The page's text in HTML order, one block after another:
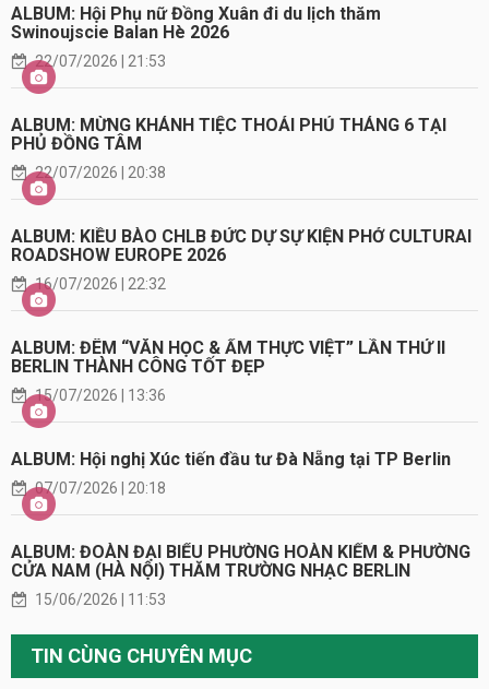
ALBUM: Hội Phụ nữ Đồng Xuân đi du lịch thăm
Swinoujscie Balan Hè 2026
22/07/2026 | 21:53
ALBUM: MỪNG KHÁNH TIỆC THOẢI PHỦ THÁNG 6 TẠI
PHỦ ĐỒNG TÂM
22/07/2026 | 20:38
ALBUM: KIỀU BÀO CHLB ĐỨC DỰ SỰ KIỆN PHỞ CULTURAI
ROADSHOW EUROPE 2026
16/07/2026 | 22:32
ALBUM: ĐÊM “VĂN HỌC & ẨM THỰC VIỆT” LẦN THỨ II
BERLIN THÀNH CÔNG TỐT ĐẸP
15/07/2026 | 13:36
ALBUM: Hội nghị Xúc tiến đầu tư Đà Nẵng tại TP Berlin
07/07/2026 | 20:18
ALBUM: ĐOÀN ĐẠI BIỂU PHƯỜNG HOÀN KIẾM & PHƯỜNG
CỬA NAM (HÀ NỘI) THĂM TRƯỜNG NHẠC BERLIN
15/06/2026 | 11:53
TIN CÙNG CHUYÊN MỤC